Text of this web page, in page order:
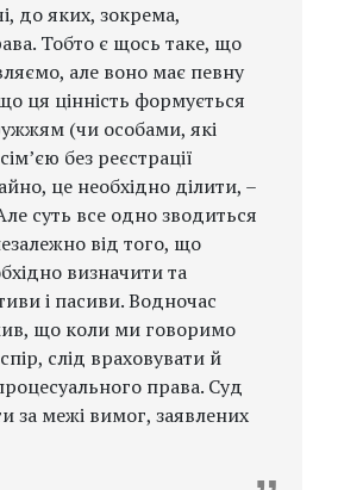
до яких, зокрема,
Тобто є щось таке, що
але воно має певну
ця цінність формується
(чи особами, які
без реєстрації
це необхідно ділити, –
суть все одно зводиться
від того, що
визначити та
і пасиви. Водночас
що коли ми говоримо
слід враховувати й
права. Суд
за межі вимог, заявлених